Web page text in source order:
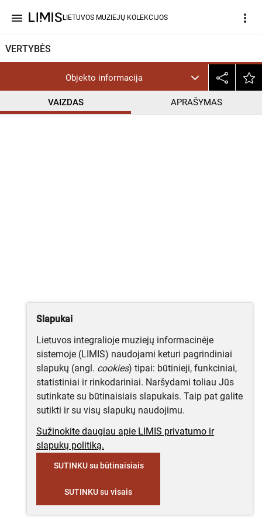
menu LIETUVOS MUZIEJŲ KOLEKCIJOS more_vert
VERTYBĖS
Objekto informacija
VAIZDAS APRAŠYMAS
Slapukai
Lietuvos integralioje muziejų informacinėje
sistemoje (LIMIS) naudojami keturi pagrindiniai
slapukų (angl. cookies) tipai: būtinieji, funkciniai,
statistiniai ir rinkodariniai. Naršydami toliau Jūs
sutinkate su būtinaisiais slapukais. Taip pat galite
sutikti ir su visų slapukų naudojimu.
Sužinokite daugiau apie LIMIS privatumo ir
slapukų politiką.
SUTINKU su būtinaisiais
SUTINKU su visais